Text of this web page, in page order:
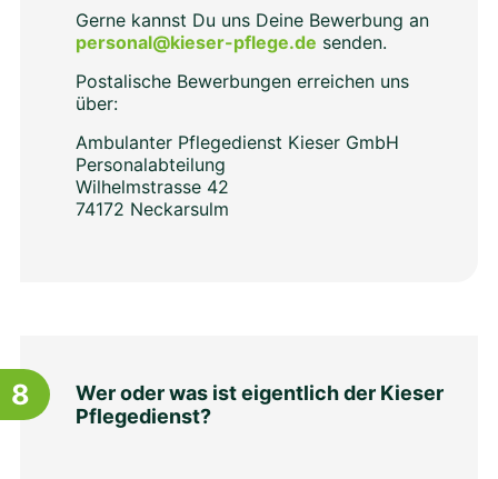
Gerne kannst Du uns Deine Bewerbung an
personal@kieser-pflege.de senden.
Postalische Bewerbungen erreichen uns
über:
Ambulanter Pflegedienst Kieser GmbH
Personalabteilung
Wilhelmstrasse 42
74172 Neckarsulm
8
Wer oder was ist eigentlich der Kieser
Pflegedienst?